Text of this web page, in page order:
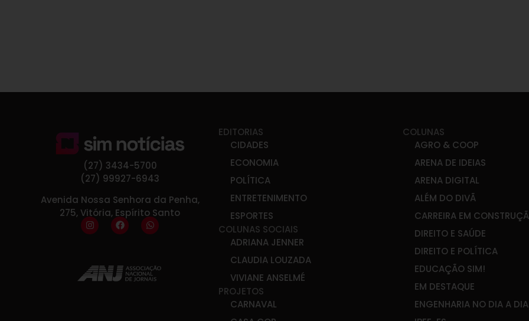
(27) 3434-5700
(27) 99927-6943
Avenida Nossa Senhora da Penha,
275, Vitória, Espírito Santo
EDITORIAS
CIDADES
ECONOMIA
POLÍTICA
ENTRETENIMENTO
ESPORTES
COLUNAS SOCIAIS
ADRIANA JENNER
CLAUDIA LOUZADA
VIVIANE ANSELMÉ
PROJETOS
CARNAVAL
COLUNAS
AGRO & COOP
ARENA DE IDEIAS
ARENA DIGITAL
ALÉM DO DIVÃ
CARREIRA EM
DIREITO E SAÚDE
DIREITO E POLÍTICA
EDUCAÇÃO SIM!
EM DESTAQUE
ENGENHARIA NO DIA A DIA